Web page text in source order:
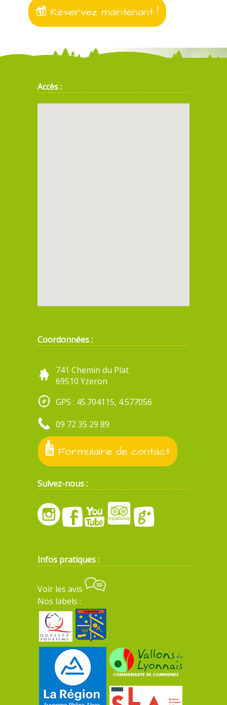
Réservez maintenant !
Accès :
Coordonnées :
741 Chemin du Plat
69510 Yzeron
GPS : 45.704115, 4.577056
09 72 35 29 89
Formulaire de contact
Suivez-nous :
Infos pratiques :
Voir les avis
Nos labels :